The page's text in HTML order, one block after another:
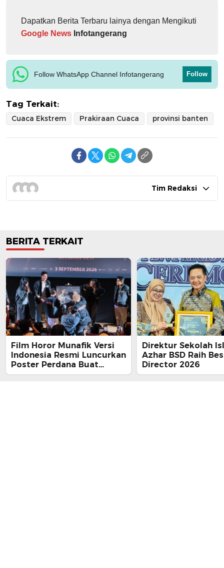
Dapatkan Berita Terbaru lainya dengan Mengikuti
Google News Infotangerang
Follow WhatsApp Channel Infotangerang Follow
Tag Terkait:
Cuaca Ekstrem Prakiraan Cuaca provinsi banten
Tim Redaksi
BERITA TERKAIT
Film Horor Munafik Versi
Indonesia Resmi Luncurkan
Poster Perdana Buat
Kesan Spiritual Religi
Direktur Sekolah
Azhar BSD Raih
Director 2026